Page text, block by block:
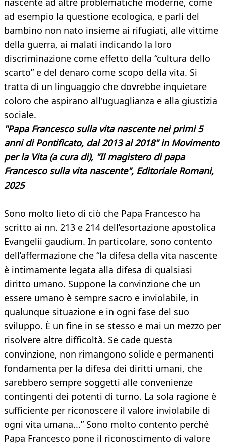
ad esempio la questione ecologica, e parli del
bambino non nato insieme ai rifugiati, alle vittime
della guerra, ai malati indicando la loro
discriminazione come effetto della “cultura dello
scarto” e del denaro come scopo della vita. Si
tratta di un linguaggio che dovrebbe inquietare
coloro che aspirano all'uguaglianza e alla giustizia
sociale.
"Papa Francesco sulla vita nascente nei primi 5
anni di Pontificato, dal 2013 al 2018" in Movimento
per la Vita (a cura di), "Il magistero di papa
Francesco sulla vita nascente", Editoriale Romani,
2025
Sono molto lieto di ciò che Papa Francesco ha
scritto ai nn. 213 e 214 dell’esortazione apostolica
Evangelii gaudium. In particolare, sono contento
dell’affermazione che “la difesa della vita nascente
è intimamente legata alla difesa di qualsiasi
diritto umano. Suppone la convinzione che un
essere umano è sempre sacro e inviolabile, in
qualunque situazione e in ogni fase del suo
sviluppo. È un fine in se stesso e mai un mezzo per
risolvere altre difficoltà. Se cade questa
convinzione, non rimangono solide e permanenti
fondamenta per la difesa dei diritti umani, che
sarebbero sempre soggetti alle convenienze
contingenti dei potenti di turno. La sola ragione è
sufficiente per riconoscere il valore inviolabile di
ogni vita umana...” Sono molto contento perché
Papa Francesco pone il riconoscimento di valore